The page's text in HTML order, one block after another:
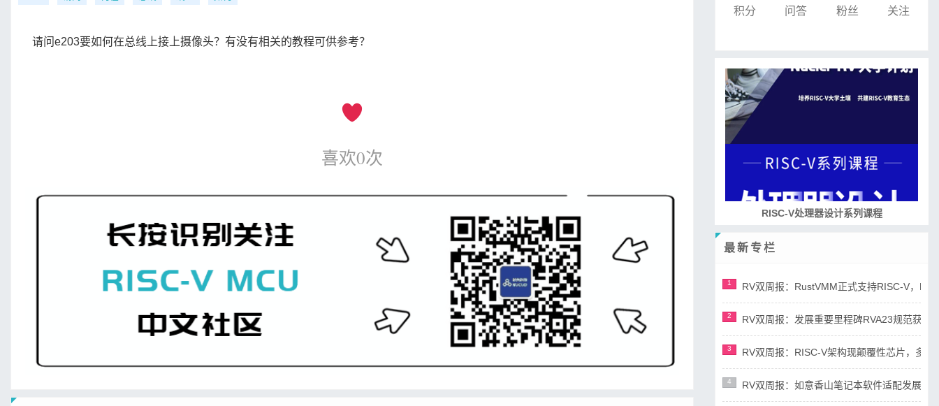
请问e203要如何在总线上接上摄像头？有没有相关的教程可供参考？
喜欢0次
积分 问答 粉丝 关注
RISC-V处理器设计系列课程
最新专栏
1 RV双周报：RustVMM正式支持RISC-V，
2 RV双周报：发展重要里程碑RVA23规范获
3 RV双周报：RISC-V架构现颠覆性芯片，多
4 RV双周报：如意香山笔记本软件适配发展